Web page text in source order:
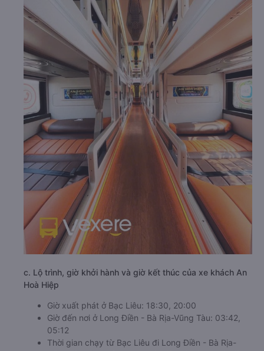
c. Lộ trình, giờ khởi hành và giờ kết thúc của xe khách An
Hoà Hiệp
Giờ xuất phát ở Bạc Liêu: 18:30, 20:00
Giờ đến nơi ở Long Điền - Bà Rịa-Vũng Tàu: 03:42,
05:12
Thời gian chạy từ Bạc Liêu đi Long Điền - Bà Rịa-